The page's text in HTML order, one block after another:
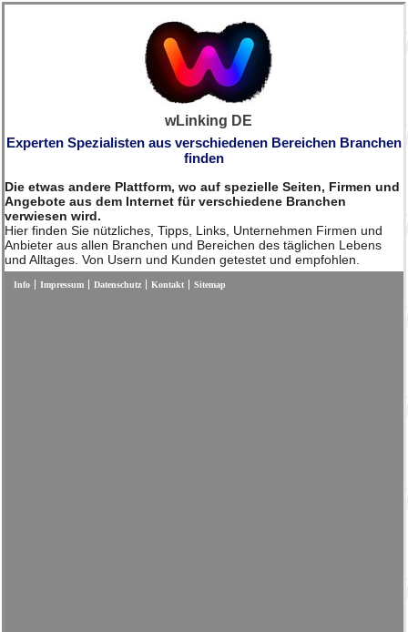
wLinking DE
Experten Spezialisten aus verschiedenen Bereichen Branchen
finden
Die etwas andere Plattform, wo auf spezielle Seiten, Firmen und
Angebote aus dem Internet für verschiedene Branchen
verwiesen wird.
Hier finden Sie nützliches, Tipps, Links, Unternehmen Firmen und
Anbieter aus allen Branchen und Bereichen des täglichen Lebens
und Alltages. Von Usern und Kunden getestet und empfohlen.
Info Impressum Datenschutz Kontakt Sitemap